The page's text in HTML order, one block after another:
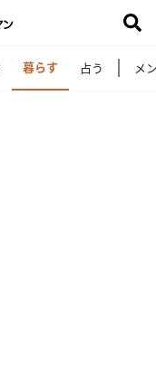
暮らす 占う メ